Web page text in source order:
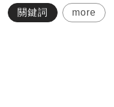
關鍵詞 more